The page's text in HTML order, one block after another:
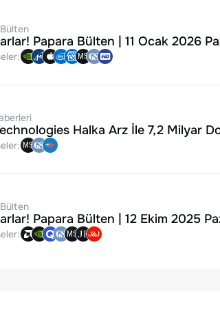
Papara Bülten | 11 Ocak 2026
Halka Arz İle 7,2 Milyar
Papara Bülten | 12 Ekim 2025